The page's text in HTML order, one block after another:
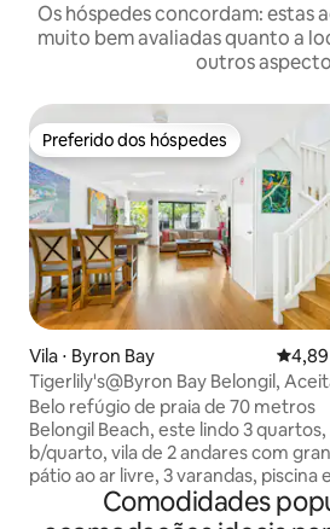
Os hóspedes concordam: estas
muito bem avaliadas quanto a
outros
Preferido dos hóspedes
Preferido dos hóspedes
Vila ⋅ Byron Bay 4,89
4,89
Tigerlily's@Byron Bay Belongil,
animais de estimação, piscina
Belo refúgio de praia de 70 metros
Belongil Beach, este lindo 3 quartos, 2,5
b/quarto, vila de 2 andares com
pátio ao ar livre, 3 varandas, piscina e
área de churrasco, é o lugar perfeito
para se basear enquanto desfruta
Comodidades